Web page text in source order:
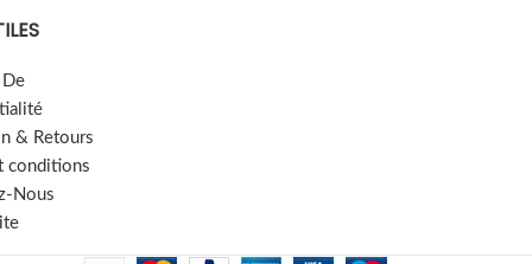
& Retours
conditions
Nous